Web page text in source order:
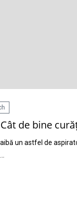
de bine
un astfel de